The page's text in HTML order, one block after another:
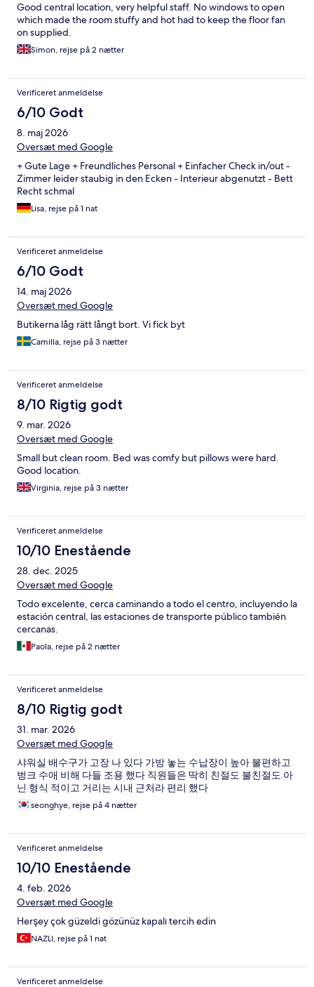
Good central location, very helpful staff. No windows to open
which made the room stuffy and hot had to keep the floor fan
on supplied.
Simon, rejse på 2 nætter
Verificeret anmeldelse
6/10 Godt
8. maj 2026
Oversæt med Google
+ Gute Lage + Freundliches Personal + Einfacher Check in/out -
Zimmer leider staubig in den Ecken - Interieur abgenutzt - Bett
Recht schmal
Lisa, rejse på 1 nat
Verificeret anmeldelse
6/10 Godt
14. maj 2026
Oversæt med Google
Butikerna låg rätt långt bort. Vi fick byt
Camilla, rejse på 3 nætter
Verificeret anmeldelse
8/10 Rigtig godt
9. mar. 2026
Oversæt med Google
Small but clean room. Bed was comfy but pillows were hard.
Good location.
Virginia, rejse på 3 nætter
Verificeret anmeldelse
10/10 Enestående
28. dec. 2025
Oversæt med Google
Todo excelente, cerca caminando a todo el centro, incluyendo la
estación central, las estaciones de transporte público también
cercanas.
Paola, rejse på 2 nætter
Verificeret anmeldelse
8/10 Rigtig godt
31. mar. 2026
Oversæt med Google
샤워실 배수구가 고장 나 있다 가방 놓는 수납장이 높아 불편하고
벙크 수애 비해 다들 조용 했다 직원들은 딱히 친절도 불친절도 아
닌 형식 적이고 거리는 시내 근처라 편리 했다
seonghye, rejse på 4 nætter
Verificeret anmeldelse
10/10 Enestående
4. feb. 2026
Oversæt med Google
Herşey çok güzeldi gözünüz kapalı tercih edin
NAZLI, rejse på 1 nat
Verificeret anmeldelse